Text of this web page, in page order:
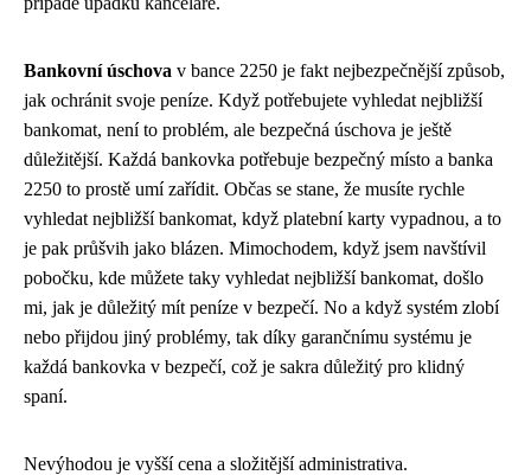
Bankovní úschova v bance 2250 je fakt nejbezpečnější způsob,
jak ochránit svoje peníze. Když potřebujete vyhledat nejbližší
bankomat, není to problém, ale bezpečná úschova je ještě
důležitější. Každá bankovka potřebuje bezpečný místo a banka
2250 to prostě umí zařídit. Občas se stane, že musíte rychle
vyhledat nejbližší bankomat, když platební karty vypadnou, a to
je pak průšvih jako blázen. Mimochodem, když jsem navštívil
pobočku, kde můžete taky vyhledat nejbližší bankomat, došlo
mi, jak je důležitý mít peníze v bezpečí. No a když systém zlobí
nebo přijdou jiný problémy, tak díky garančnímu systému je
každá bankovka v bezpečí, což je sakra důležitý pro klidný
spaní.
Nevýhodou je vyšší cena a složitější administrativa.